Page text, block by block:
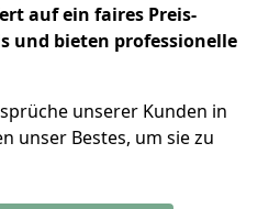
auf ein faires Preis-
und bieten professionelle
unserer Kunden in
unser Bestes, um sie zu